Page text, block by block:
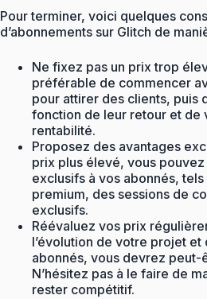
Pour terminer, voici quelques
d’abonnements sur Glitch de
Ne fixez pas un prix trop
préférable de commencer
pour attirer des clients, puis
fonction de leur retour et de
rentabilité.
Proposez des avantages
prix plus élevé, vous
exclusifs à vos abonnés,
premium, des sessions de
exclusifs.
Réévaluez vos prix
l’évolution de votre projet
abonnés, vous devrez peut-
N’hésitez pas à le faire de
rester compétitif.